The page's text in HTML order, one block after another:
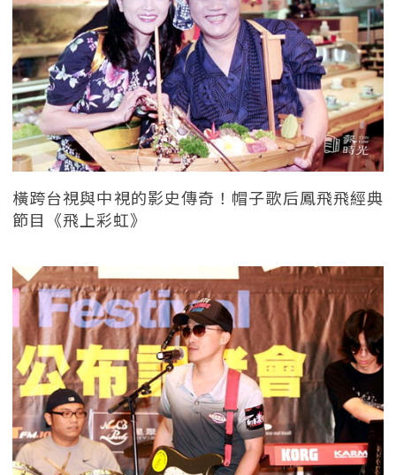
橫跨台視與中視的影史傳奇！帽子歌后鳳飛飛經典
節目《飛上彩虹》